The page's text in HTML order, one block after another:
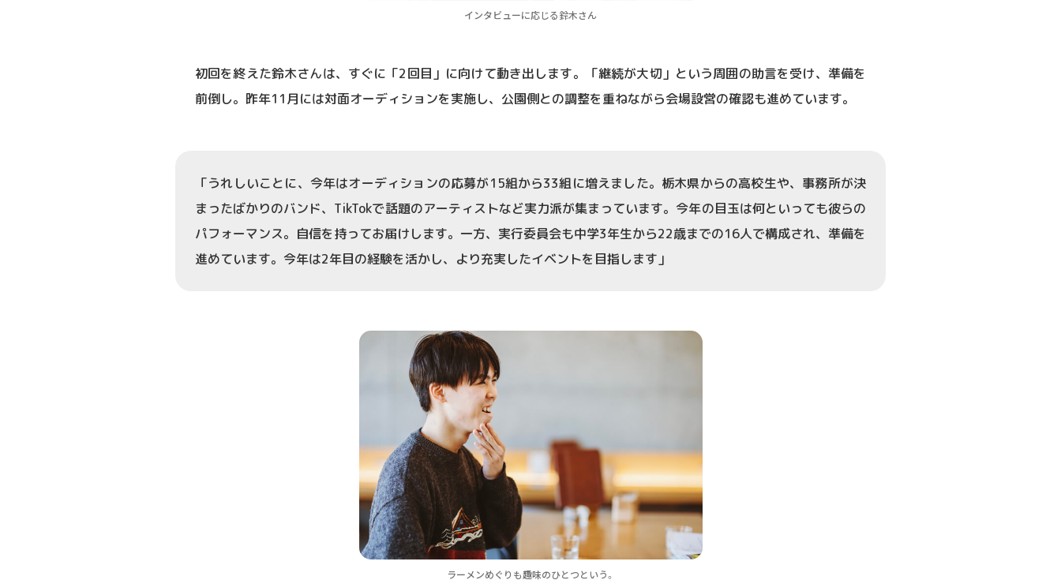
インタビューに応じる鈴木さん
初回を終えた鈴木さんは、すぐに「2回目」に向けて動き出します。「継続が大切」という周囲の助言を受け、準備を
前倒し。昨年11月には対面オーディションを実施し、公園側との調整を重ねながら会場設営の確認も進めています。
「うれしいことに、今年はオーディションの応募が15組から33組に増えました。栃木県からの高校生や、事務所が決
まったばかりのバンド、TikTokで話題のアーティストなど実力派が集まっています。今年の目玉は何といっても彼らの
パフォーマンス。自信を持ってお届けします。一方、実行委員会も中学3年生から22歳までの16人で構成され、準備を
進めています。今年は2年目の経験を活かし、より充実したイベントを目指します」
ラーメンめぐりも趣味のひとつという。